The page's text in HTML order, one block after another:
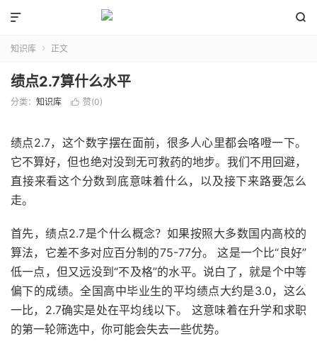


知识库  正文
绩点2.7算什么水平
分类： 知识库  赞(0)
绩点2.7，这个数字摆在面前，很多人心里都会咯噔一下。
它不算好，但也绝对没到无可救药的地步。我们不用回避，
直接来看这个分数到底意味着什么，以及接下来路要怎么
走。
首先，绩点2.7是个什么概念？如果按照大多数国内高校的
算法，它差不多对应百分制的75-77分。 这是一个比“良好”
低一点，但又远没到“不及格”的水平。说白了，就是个中等
偏下的成绩。全国高中毕业生的平均绩点大约是3.0，这么
一比，2.7确实是处在平均线以下。 这意味着在升学和求职
的第一轮筛选中，你可能会失去一些优势。